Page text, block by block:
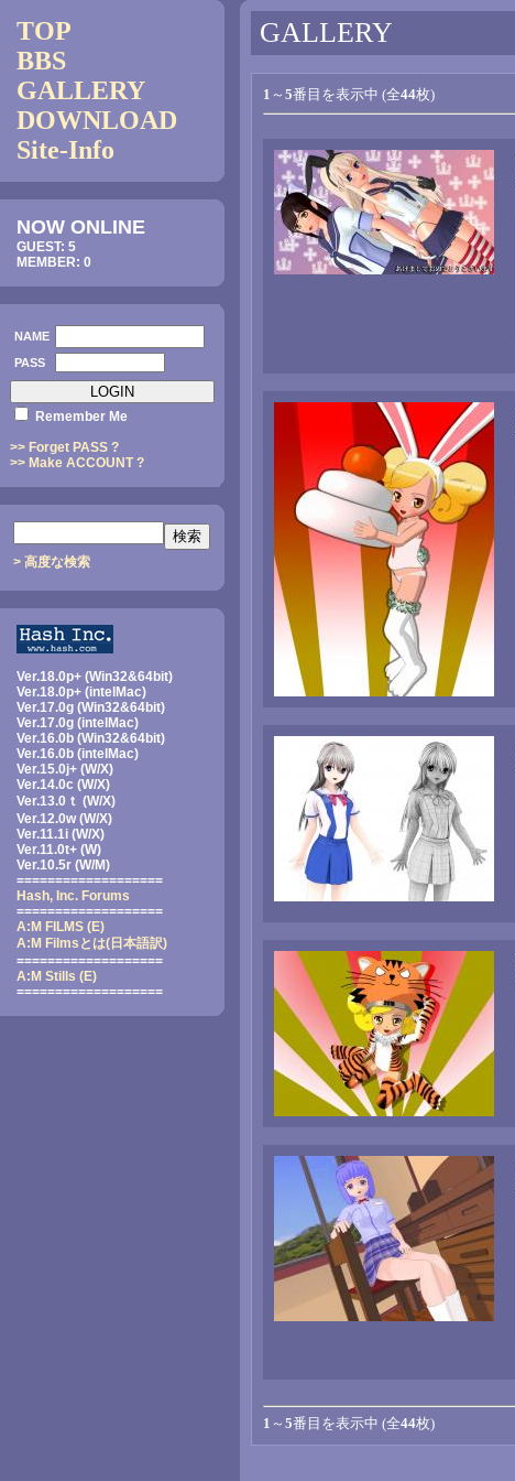
TOP
BBS
GALLERY
DOWNLOAD
Site-Info
NOW ONLINE
GUEST: 5
MEMBER: 0
NAME
PASS
Remember Me
>> Forget PASS ?
>> Make ACCOUNT ?
> 高度な検索
Ver.18.0p+ (Win32&64bit)
Ver.18.0p+ (intelMac)
Ver.17.0g (Win32&64bit)
Ver.17.0g (intelMac)
Ver.16.0b (Win32&64bit)
Ver.16.0b (intelMac)
Ver.15.0j+ (W/X)
Ver.14.0c (W/X)
Ver.13.0ｔ (W/X)
Ver.12.0w (W/X)
Ver.11.1i (W/X)
Ver.11.0t+ (W)
Ver.10.5r (W/M)
===================
Hash, Inc. Forums
===================
A:M FILMS (E)
A:M Filmsとは(日本語訳)
===================
A:M Stills (E)
===================
GALLERY
1 ～ 5番目を表示中 (全44枚)
1 ～ 5番目を表示中 (全44枚)